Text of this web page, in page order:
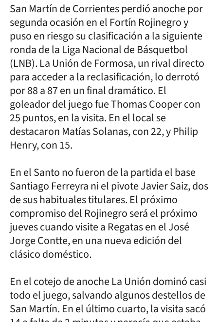
San Martín de Corrientes perdió anoche por
segunda ocasión en el Fortín Rojinegro y
puso en riesgo su clasificación a la siguiente
ronda de la Liga Nacional de Básquetbol
(LNB). La Unión de Formosa, un rival directo
para acceder a la reclasificación, lo derrotó
por 88 a 87 en un final dramático. El
goleador del juego fue Thomas Cooper con
25 puntos, en la visita. En el local se
destacaron Matías Solanas, con 22, y Philip
Henry, con 15.
En el Santo no fueron de la partida el base
Santiago Ferreyra ni el pivote Javier Saiz, dos
de sus habituales titulares. El próximo
compromiso del Rojinegro será el próximo
jueves cuando visite a Regatas en el José
Jorge Contte, en una nueva edición del
clásico doméstico.
En el cotejo de anoche La Unión dominó casi
todo el juego, salvando algunos destellos de
San Martín. En el último cuarto, la visita sacó